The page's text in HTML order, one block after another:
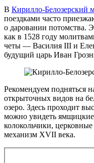
В Кирилло-Белозерский
поездками часто
о даровании потомства.
как в 1528 году
четы — Василия III и
будущий царь Иван
Рекомендуем подняться
открыточных видов на
озеро. Здесь проходит
можно увидеть
колокольчики,
механизм XVII века.